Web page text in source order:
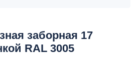
заборная 17
RAL 3005